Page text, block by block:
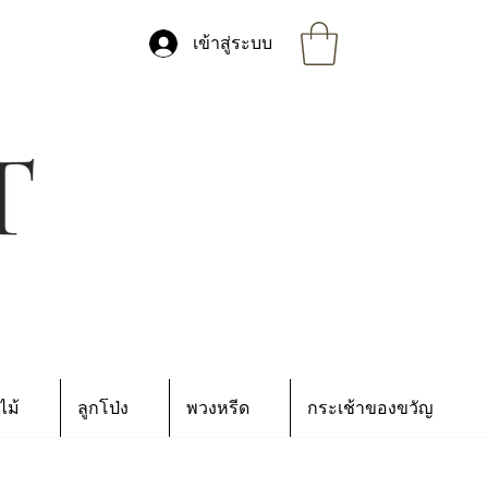
เข้าสู่ระบบ
ม้ ลูกโป่ง พวงหรีด กระเช้าของขวัญ